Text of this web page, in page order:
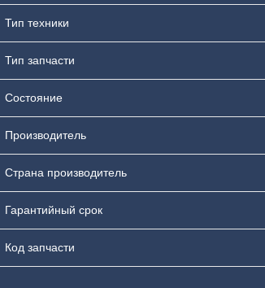
Тип техники
Тип запчасти
Состояние
Производитель
Страна производитель
Гарантийный срок
Код запчасти